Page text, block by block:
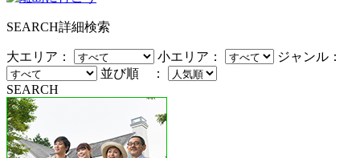
SEARCH詳細検索
大エリア： 小エリア：
ジャンル：
並び順 ：
SEARCH